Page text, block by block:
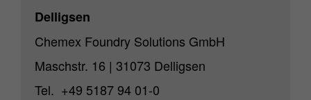
Delligsen
Chemex Foundry Solutions GmbH
Maschstr. 16 | 31073 Delligsen
Tel. +49 5187 94 01-0